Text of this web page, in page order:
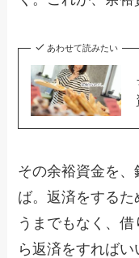
あわせて読みたい
その余裕資金を
ば。返済をする
うまでもなく、
ら返済をすればい